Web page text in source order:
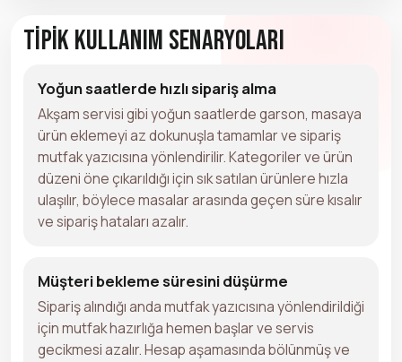
Tipik Kullanım Senaryoları
Yoğun saatlerde hızlı sipariş alma
Akşam servisi gibi yoğun saatlerde garson, masaya
ürün eklemeyi az dokunuşla tamamlar ve sipariş
mutfak yazıcısına yönlendirilir. Kategoriler ve ürün
düzeni öne çıkarıldığı için sık satılan ürünlere hızla
ulaşılır, böylece masalar arasında geçen süre kısalır
ve sipariş hataları azalır.
Müşteri bekleme süresini düşürme
Sipariş alındığı anda mutfak yazıcısına yönlendirildiği
için mutfak hazırlığa hemen başlar ve servis
gecikmesi azalır. Hesap aşamasında bölünmüş ve